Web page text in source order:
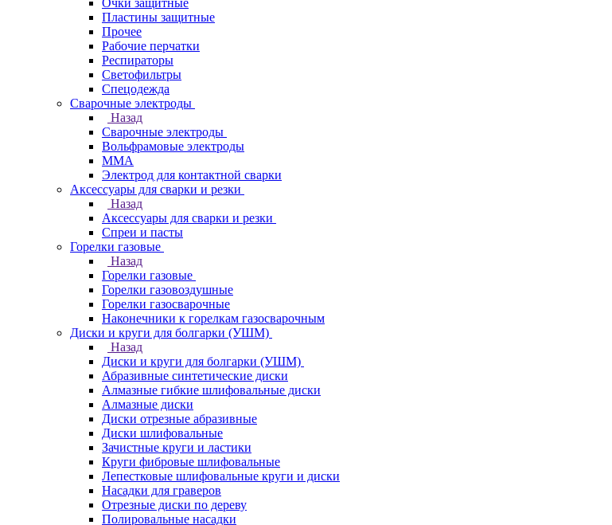
Очки защитные
Пластины защитные
Прочее
Рабочие перчатки
Респираторы
Светофильтры
Спецодежда
Сварочные электроды
Назад
Сварочные электроды
Вольфрамовые электроды
ММА
Электрод для контактной сварки
Аксессуары для сварки и резки
Назад
Аксессуары для сварки и резки
Спреи и пасты
Горелки газовые
Назад
Горелки газовые
Горелки газовоздушные
Горелки газосварочные
Наконечники к горелкам газосварочным
Диски и круги для болгарки (УШМ)
Назад
Диски и круги для болгарки (УШМ)
Абразивные синтетические диски
Алмазные гибкие шлифовальные диски
Алмазные диски
Диски отрезные абразивные
Диски шлифовальные
Зачистные круги и ластики
Круги фибровые шлифовальные
Лепестковые шлифовальные круги и диски
Насадки для граверов
Отрезные диски по дереву
Полировальные насадки